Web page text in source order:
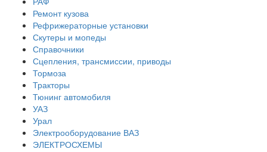
Ремонт кузова
Рефрижераторные установки
Скутеры и мопеды
Справочники
Сцепления, трансмиссии, приводы
Тормоза
Тракторы
Тюнинг автомобиля
УАЗ
Урал
Электрооборудование ВАЗ
ЭЛЕКТРОСХЕМЫ